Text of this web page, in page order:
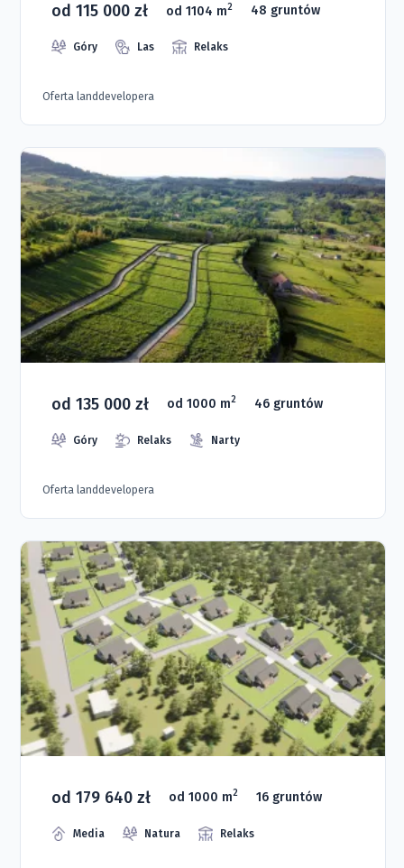
od 115 000 zł od 1104 m2 48 gruntów
Góry Las Relaks
Oferta landdevelopera
od 135 000 zł od 1000 m2 46 gruntów
Góry Relaks Narty
Oferta landdevelopera
od 179 640 zł od 1000 m2 16 gruntów
Media Natura Relaks